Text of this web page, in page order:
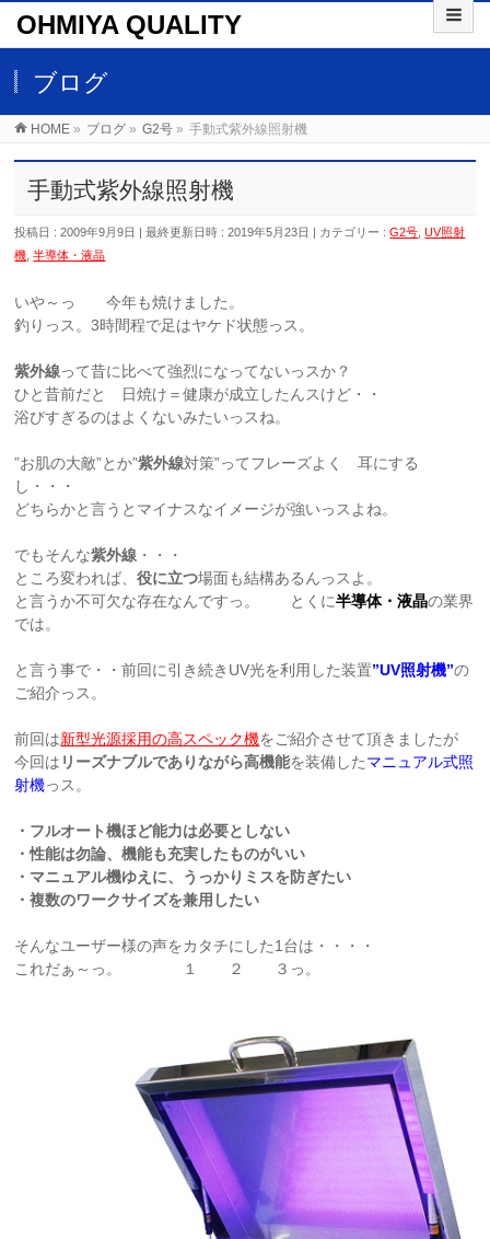
OHMIYA QUALITY
ブログ
HOME » ブログ » G2号 » 手動式紫外線照射機
手動式紫外線照射機
投稿日 : 2009年9月9日 最終更新日時 : 2019年5月23日 カテゴリー :G2号 ,UV照射
機 ,半導体・液晶
いや～っ 今年も焼けました。
釣りっス。3時間程で足はヤケド状態っス。
紫外線って昔に比べて強烈になってないっスか？
ひと昔前だと 日焼け＝健康が成立したんスけど・・
浴びすぎるのはよくないみたいっスね。
”お肌の大敵”とか”紫外線対策”ってフレーズよく 耳にする
し・・・
どちらかと言うとマイナスなイメージが強いっスよね。
でもそんな紫外線 ・・・
ところ変われば、役に立つ場面も結構あるんっスよ。
と言うか不可欠な存在なんですっ。 とくに半導体・液晶の業界
では。
と言う事で・・前回に引き続きUV光を利用した装置”UV照射機”の
ご紹介っス。
前回は新型光源採用の高スペック機をご紹介させて頂きましたが
今回は リーズナブルでありながら高機能を装備したマニュアル式照
射機っス。
・フルオート機ほど能力は必要としない
・性能は勿論、機能も充実したものがいい
・マニュアル機ゆえに、うっかりミスを防ぎたい
・複数のワークサイズを兼用したい
そんなユーザー様の声をカタチにした1台は・・・・
これだぁ～っ。
１ ２ ３っ。